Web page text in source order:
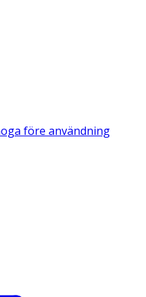
före användning